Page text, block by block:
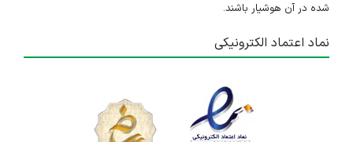
شده در آن هوشیار باشند.
نماد اعتماد الکترونیکی